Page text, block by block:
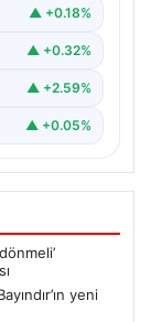
▲ +0.18%
▲ +0.32%
▲ +2.59%
▲ +0.05%
yeni